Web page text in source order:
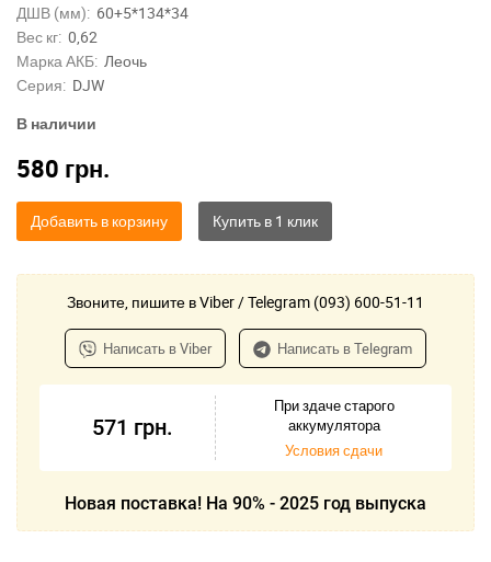
ДШВ (мм): 60+5*134*34
Вес кг: 0,62
Марка АКБ: Леочь
Серия: DJW
В наличии
580 грн.
Добавить в корзину
Звоните, пишите в Viber / Telegram (093) 600-51-11
Написать в Viber Написать в Telegram
571 грн.
При здаче старого
аккумулятора
Условия сдачи
Новая поставка! На 90% - 2025 год выпуска